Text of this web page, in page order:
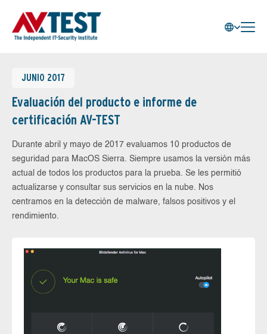
JUNIO 2017
Evaluación del producto e informe de
certificación AV-TEST
Durante abril y mayo de 2017 evaluamos 10 productos de
seguridad para MacOS Sierra. Siempre usamos la versión más
actual de todos los productos para la prueba. Se les permitió
actualizarse y consultar sus servicios en la nube. Nos
centramos en la detección de malware, falsos positivos y el
rendimiento.